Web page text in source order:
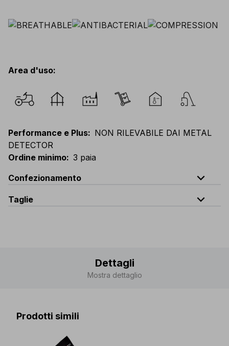
Area d'uso:
Performance e Plus: NON RILEVABILE DAI METAL
DETECTOR
Ordine minimo: 3 paia
Confezionamento
expand_less
Taglie expand_less
Dettagli
Mostra dettaglio
Prodotti simili